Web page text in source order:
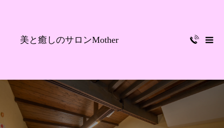
美と癒しのサロンMother